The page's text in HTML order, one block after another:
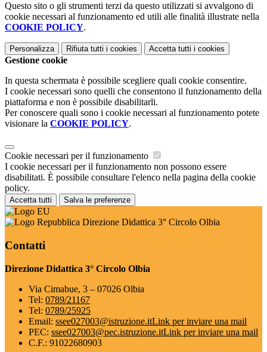
Questo sito o gli strumenti terzi da questo utilizzati si avvalgono di
cookie necessari al funzionamento ed utili alle finalità illustrate nella
COOKIE POLICY.
Personalizza Rifiuta tutti i cookies Accetta tutti i cookies
Gestione cookie
In questa schermata è possibile scegliere quali cookie consentire.
I cookie necessari sono quelli che consentono il funzionamento della
piattaforma e non è possibile disabilitarli.
Per conoscere quali sono i cookie necessari al funzionamento potete
visionare la COOKIE POLICY.
Cookie necessari per il funzionamento
I cookie necessari per il funzionamento non possono essere
disabilitati. È possibile consultare l'elenco nella pagina della cookie
policy.
Accetta tutti Salva le preferenze
Direzione Didattica 3° Circolo Olbia
Contatti
Direzione Didattica 3° Circolo Olbia
Via Cimabue, 3 – 07026 Olbia
Tel: 0789/21167
Tel: 0789/25925
Email: ssee027003@istruzione.itLink per inviare una mail
PEC: ssee027003@pec.istruzione.itLink per inviare una mail
C.F.: 91022680903